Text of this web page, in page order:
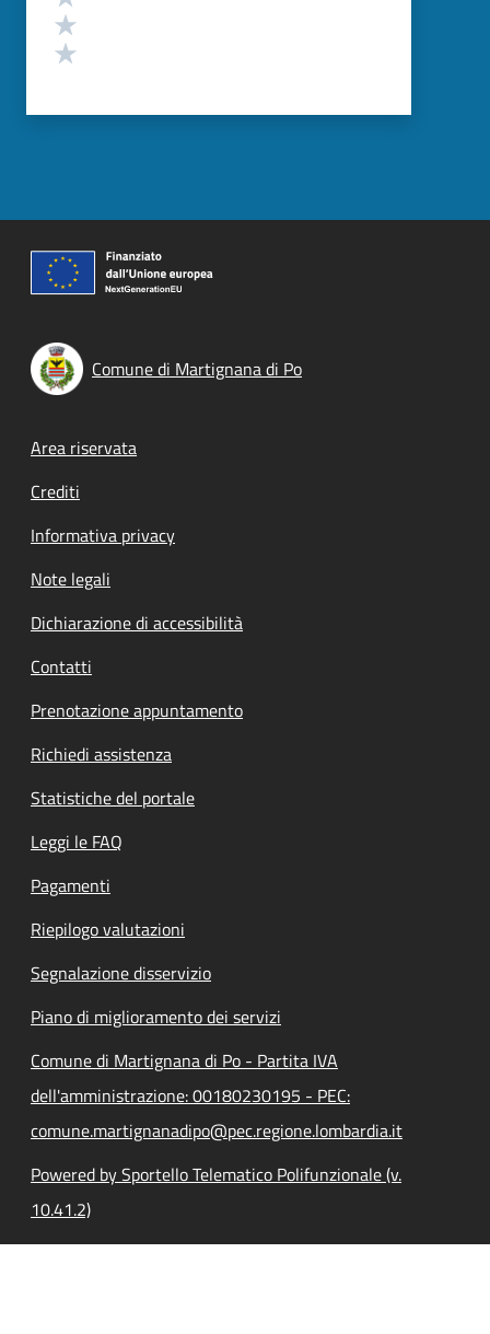
Comune di Martignana di Po
Footer menu
Area riservata
Crediti
Informativa privacy
Note legali
Dichiarazione di accessibilità
Contatti
Prenotazione appuntamento
Richiedi assistenza
Statistiche del portale
Leggi le FAQ
Pagamenti
Riepilogo valutazioni
Segnalazione disservizio
Piano di miglioramento dei servizi
Comune di Martignana di Po - Partita IVA
dell'amministrazione: 00180230195 - PEC:
comune.martignanadipo@pec.regione.lombardia.it
Powered by Sportello Telematico Polifunzionale (v.
10.41.2)